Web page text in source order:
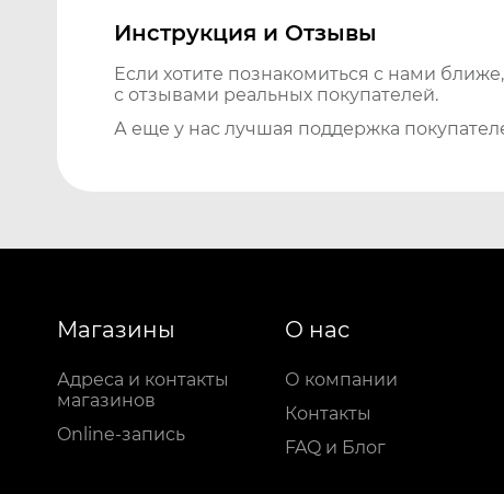
Инструкция и Отзывы
Если хотите познакомиться с нами
с отзывами реальных покупателей.
А еще у нас лучшая поддержка
Магазины
Адреса и контакты
магазинов
Online-запись
О нас
О компании
Контакты
FAQ и Блог